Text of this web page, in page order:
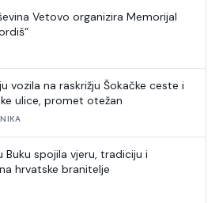
Vetovo organizira Memorijal
vozila na raskrižju Šokačke ceste i
ulice, promet otežan
Buku spojila vjeru, tradiciju i
hrvatske branitelje